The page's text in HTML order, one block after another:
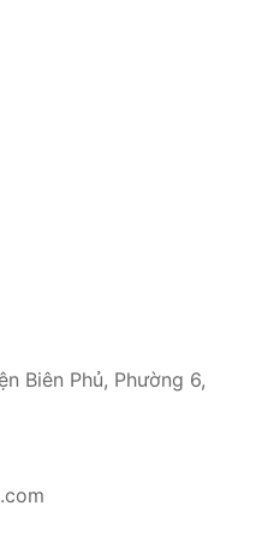
Biên Phủ, Phường 6,